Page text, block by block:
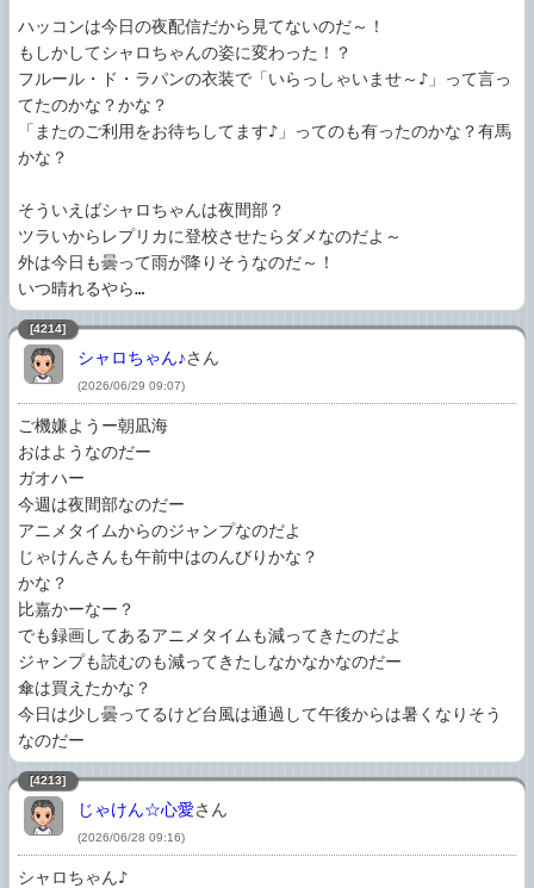
ハッコンは今日の夜配信だから見てないのだ～！
もしかしてシャロちゃんの姿に変わった！？
フルール・ド・ラパンの衣装で「いらっしゃいませ～♪」って言っ
てたのかな？かな？
「またのご利用をお待ちしてます♪」ってのも有ったのかな？有馬
かな？
そういえばシャロちゃんは夜間部？
ツラいからレプリカに登校させたらダメなのだよ～
外は今日も曇って雨が降りそうなのだ～！
いつ晴れるやら…
[4214]
シャロちゃん♪さん
(2026/06/29 09:07)
ご機嫌ようー朝凪海
おはようなのだー
ガオハー
今週は夜間部なのだー
アニメタイムからのジャンプなのだよ
じゃけんさんも午前中はのんびりかな？
かな？
比嘉かーなー？
でも録画してあるアニメタイムも減ってきたのだよ
ジャンプも読むのも減ってきたしなかなかなのだー
傘は買えたかな？
今日は少し曇ってるけど台風は通過して午後からは暑くなりそう
なのだー
[4213]
じゃけん☆心愛さん
(2026/06/28 09:16)
シャロちゃん♪